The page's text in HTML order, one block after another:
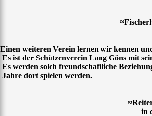
Einen weiteren Verein lernen wir kennen
Es ist der Schützenverein Lang Göns mit
Es werden solch freundschaftliche
Jahre dort spielen werden.
in